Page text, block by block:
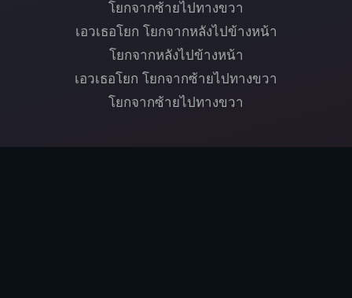
โยกจากซ้ายไปทางขวา
เอวเธอโยก โยกจากหลังไปข้างหน้า
โยกจากหลังไปข้างหน้า
เอวเธอโยก โยกจากซ้ายไปทางขวา
โยกจากซ้ายไปทางขวา